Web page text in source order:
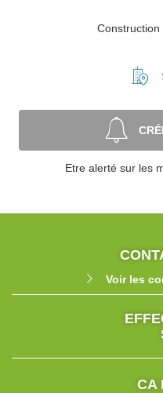
Etre alerté sur les
Voir les
CA